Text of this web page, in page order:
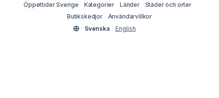
Öppettider Sverige
Kategorier Länder
Städer och orter
Butikskedjor
Användarvillkor
Svenska
English